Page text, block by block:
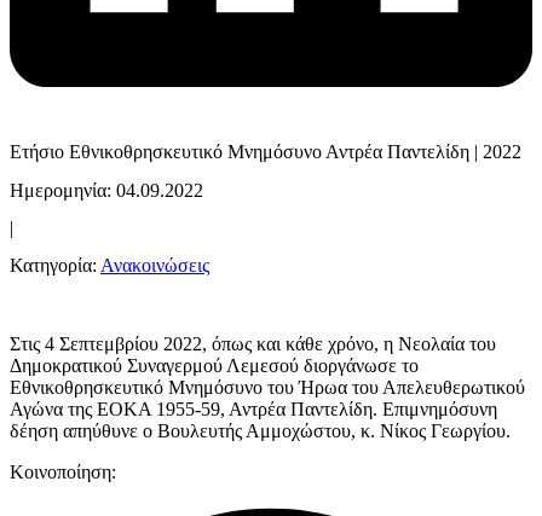
Ετήσιο Εθνικοθρησκευτικό Μνημόσυνο Αντρέα Παντελίδη | 2022
Ημερομηνία: 04.09.2022
|
Κατηγορία: Ανακοινώσεις
Στις 4 Σεπτεμβρίου 2022, όπως και κάθε χρόνο, η Νεολαία του
Δημοκρατικού Συναγερμού Λεμεσού διοργάνωσε το
Εθνικοθρησκευτικό Μνημόσυνο του Ήρωα του Απελευθερωτικού
Αγώνα της ΕΟΚΑ 1955-59, Αντρέα Παντελίδη. Επιμνημόσυνη
δέηση απηύθυνε ο Βουλευτής Αμμοχώστου, κ. Νίκος Γεωργίου.
Κοινοποίηση: